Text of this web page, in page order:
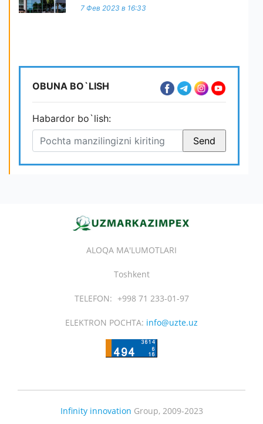
7 Фев 2023 в 16:33
OBUNA BO`LISH
Habardor bo`lish:
ALOQA MA'LUMOTLARI
Toshkent
TELEFON: +998 71 233-01-97
ELEKTRON POCHTA: info@uzte.uz
Infinity innovation Group, 2009-2023